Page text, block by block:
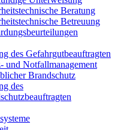
Beratung
Betreuung
des Gefahrgutbeauftragten
und Notfallmanagement
Brandschutz
des